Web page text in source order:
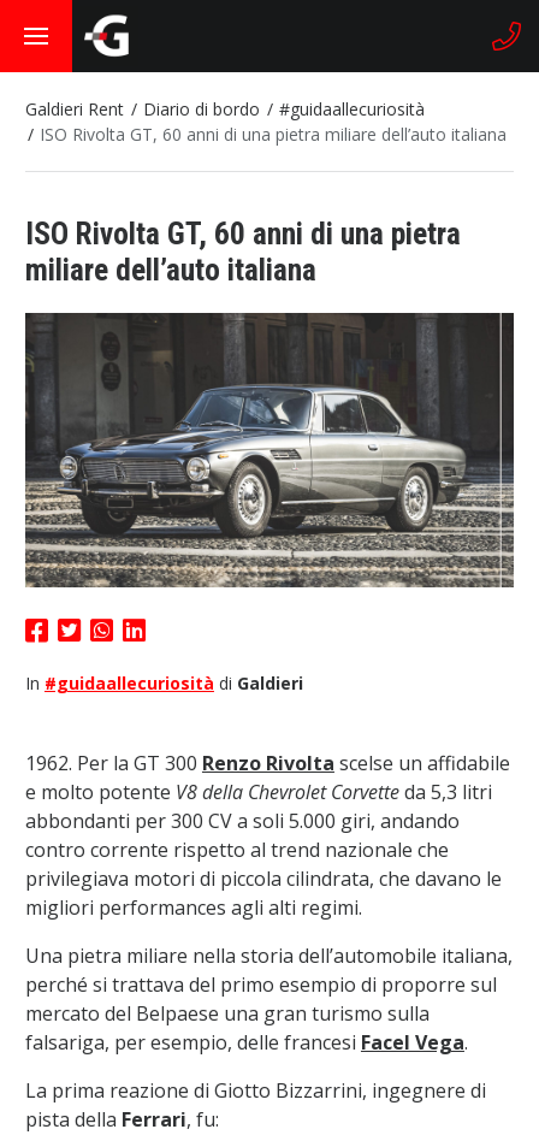
Galdieri Rent Diario di bordo
#guidaallecuriosità
ISO Rivolta GT, 60 anni di una pietra miliare dell’auto italiana
ISO Rivolta GT, 60 anni di una pietra
miliare dell’auto italiana
In #guidaallecuriosità di Galdieri
1962. Per la GT 300 Renzo Rivolta scelse un affidabile
e molto potente V8 della Chevrolet Corvetteda 5,3 litri
abbondanti per 300 CV a soli 5.000 giri, andando
contro corrente rispetto al trend nazionale che
privilegiava motori di piccola cilindrata, che davano le
migliori performances agli alti regimi.
Una pietra miliare nella storia dell’automobile italiana,
perché si trattava del primo esempio di proporre sul
mercato del Belpaese una gran turismo sulla
falsariga, per esempio, delle francesi Facel Vega.
La prima reazione di Giotto Bizzarrini, ingegnere di
pista della Ferrari, fu: